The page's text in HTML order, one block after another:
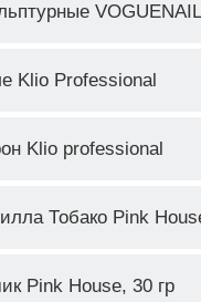
Klio Professional
Klio professional
Тобако Pink
Pink House, 30 гр